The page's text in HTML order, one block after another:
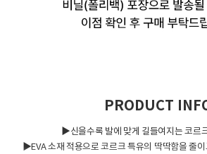
PRODUCT
▶신을수록 발에 맞게 길들여지는 코르
▶EVA 소재 적용으로 코르크 특유의 딱딱함을 줄